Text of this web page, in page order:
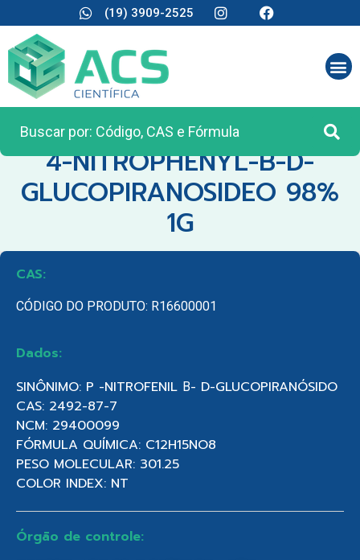
(19) 3909-2525
CATEGORIA:REAGENTES ANALÍTICOS
4-NITROPHENYL-B-D-
GLUCOPIRANOSIDEO 98%
1G
CAS:
CÓDIGO DO PRODUTO: R16600001
Dados:
SINÔNIMO: P -NITROFENIL Β- D-GLUCOPIRANÓSIDO
CAS: 2492-87-7
NCM: 29400099
FÓRMULA QUÍMICA: C12H15NO8
PESO MOLECULAR: 301.25
COLOR INDEX: NT
Órgão de controle: